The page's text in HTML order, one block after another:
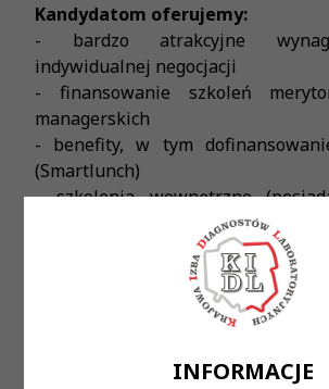
INFORMACJE
Kandydatom oferujemy:
- bardzo atrakcyjne
indywidualnej negocjacji
- finansowanie szkoleń
managerskich
- benefity, w tym
(Smartlunch)
- szkolenia wewnętrzne
- dzielenie się wiedzą - mamy
zróżnicowany zespół, który
- reputacja - uchodzimy za
rzetelności wyników badań